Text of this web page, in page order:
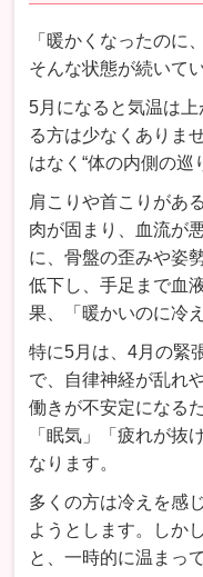
「暖かくなったのに
そんな状態が続いて
5月になると気温は
る方は少なくありま
はなく“体の内側の巡
肩こりや首こりがあ
肉が固まり、血流が
に、骨盤の歪みや姿
低下し、手足まで血
果、「暖かいのに冷
特に5月は、4月の緊
で、自律神経が乱れ
働きが不安定になる
「眠気」「疲れが抜
なります。
多くの方は冷えを感
ようとします。しか
と、一時的に温まっ